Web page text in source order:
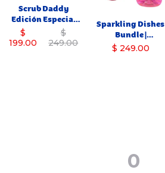
Scrub Daddy
Edición Especial
$
249.00
$
199.00
Sparkling Dishes
Bundle |
Lavatrastes +
$ 249.00
0